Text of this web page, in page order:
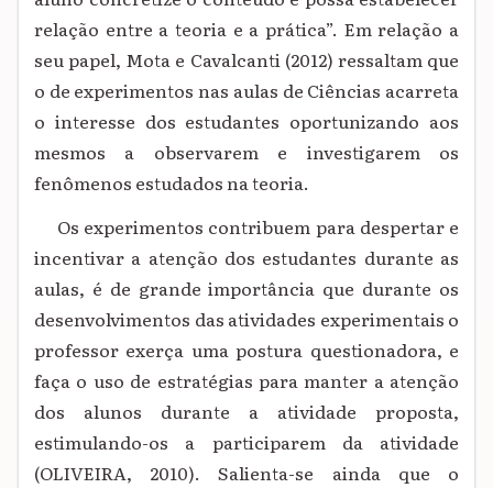
relação entre a teoria e a prática”. Em relação a
seu papel, Mota e Cavalcanti (2012) ressaltam que
o de experimentos nas aulas de Ciências acarreta
o interesse dos estudantes oportunizando aos
mesmos a observarem e investigarem os
fenômenos estudados na teoria.
Os experimentos contribuem para despertar e
incentivar a atenção dos estudantes durante as
aulas, é de grande importância que durante os
desenvolvimentos das atividades experimentais o
professor exerça uma postura questionadora, e
faça o uso de estratégias para manter a atenção
dos alunos durante a atividade proposta,
estimulando-os a participarem da atividade
(OLIVEIRA, 2010). Salienta-se ainda que o